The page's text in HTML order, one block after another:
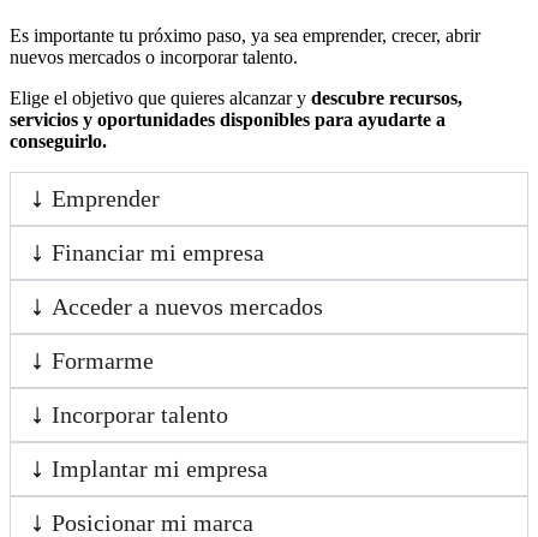
Es importante tu próximo paso, ya sea emprender, crecer, abrir
nuevos mercados o incorporar talento.
Elige el objetivo que quieres alcanzar y descubre recursos,
servicios y oportunidades disponibles para ayudarte a
conseguirlo.
Emprender
Financiar mi empresa
Acceder a nuevos mercados
Formarme
Incorporar talento
Implantar mi empresa
Posicionar mi marca